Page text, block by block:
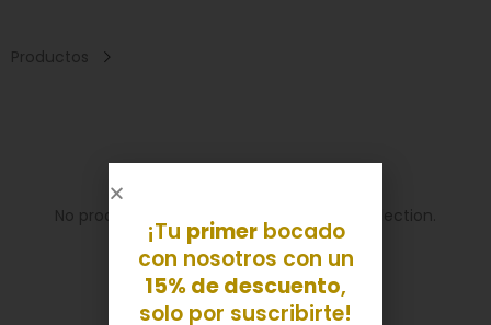
Productos
No products were found matching your selection.
¡Tu primerbocado
con nosotros con un
15% de descuento,
solo por suscribirte!